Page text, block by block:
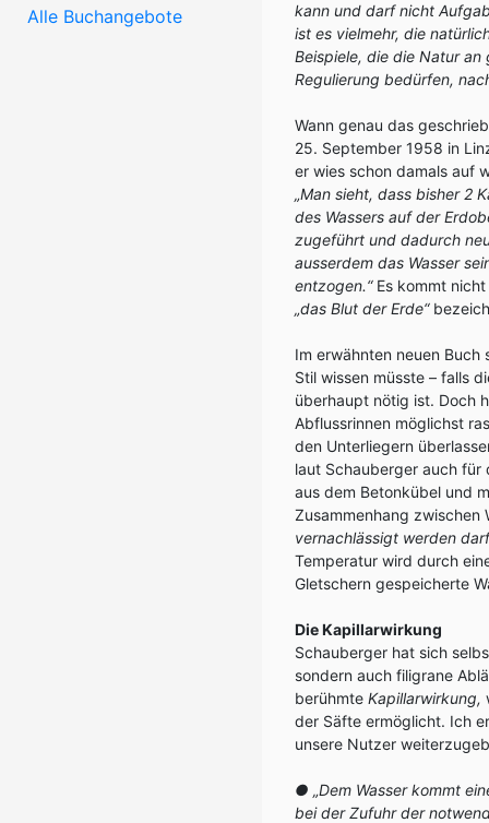
Alle Buchangebote
kann und darf nicht
ist es vielmehr, die
Beispiele, die die Natur an
Regulierung bedürfen,
Wann genau das
25. September 1958 in
er wies schon damals auf
„Man sieht, dass bisher 2
des Wassers auf der
zugeführt und dadurch
ausserdem das Wasser
entzogen.“ Es kommt
„das Blut der Erde“
Im erwähnten neuen
Stil wissen müsste – falls
überhaupt nötig ist. Doch
Abflussrinnen möglichst
den Unterliegern
laut Schauberger auch
aus dem Betonkübel und
Zusammenhang zwischen
vernachlässigt werden
Temperatur wird durch
Gletschern gespeicherte
Die Kapillarwirkung
Schauberger hat sich
sondern auch filigrane
berühmte Kapillarwirkung,
der Säfte ermöglicht. Ich
unsere Nutzer
● „Dem Wasser kommt
bei der Zufuhr der